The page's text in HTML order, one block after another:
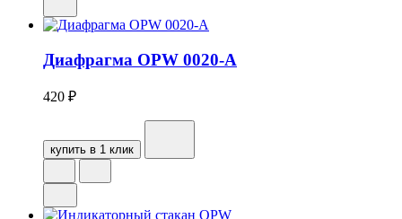
Диафрагма OPW 0020-А
420 ₽
купить в 1 клик